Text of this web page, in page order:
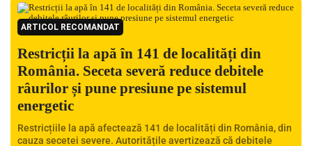
ARTICOL RECOMANDAT
Restricții la apă în 141 de localități din
România. Seceta severă reduce debitele
râurilor și pune presiune pe sistemul
energetic
Restricțiile la apă afectează 141 de localități din România, din
cauza secetei severe. Autoritățile avertizează că debitele